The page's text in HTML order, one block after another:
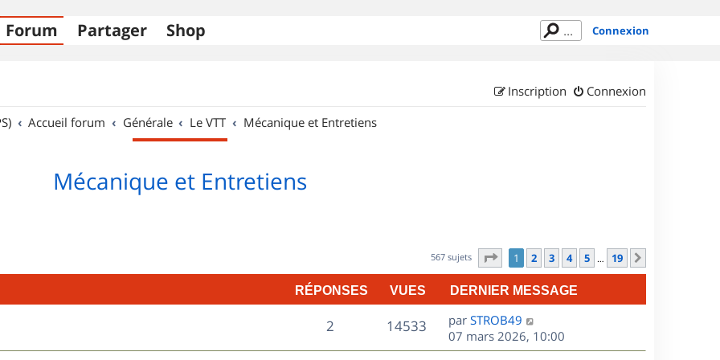
Forum Partager Shop Connexion
Connexion
Inscription
Accueil forum Générale Le VTT Mécanique et Entretiens
Mécanique et Entretiens
567 sujets Page sur19
1 2 3 4 5 … 19
RÉPONSES VUES DERNIER MESSAGE
2R
é
14533V
u
D
e
r
par STROB49
07 mars 2026, 10:00